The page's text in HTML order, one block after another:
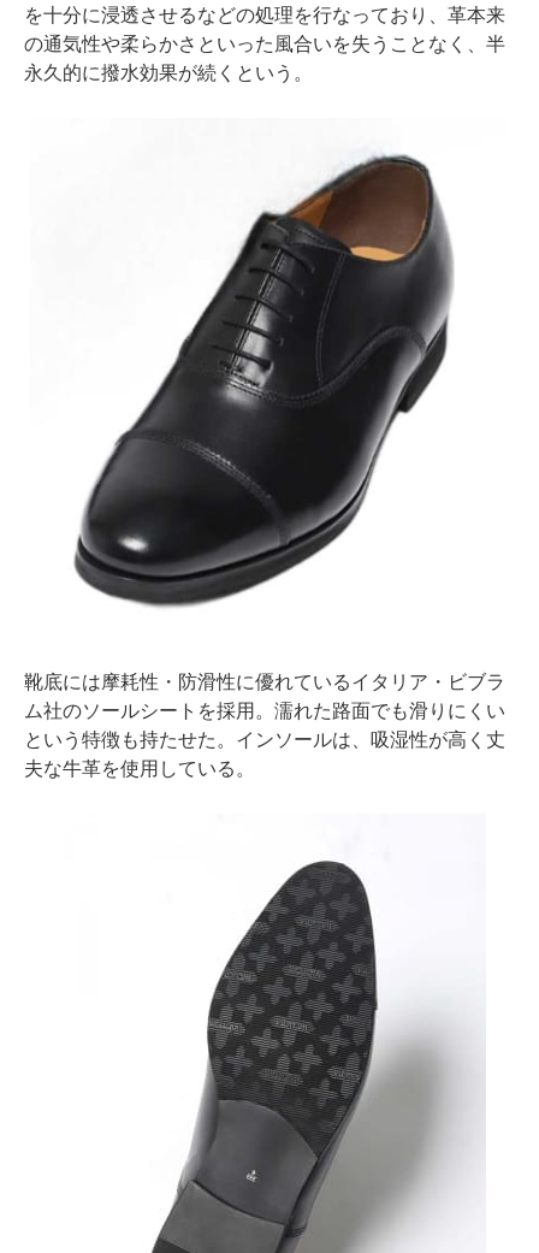
を十分に浸透させるなどの処理を行なっており、革本来
の通気性や柔らかさといった風合いを失うことなく、半
永久的に撥水効果が続くという。
靴底には摩耗性・防滑性に優れているイタリア・ビブラ
ム社のソールシートを採用。濡れた路面でも滑りにくい
という特徴も持たせた。インソールは、吸湿性が高く丈
夫な牛革を使用している。